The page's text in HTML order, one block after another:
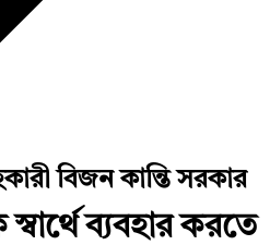
বিজন কান্তি সরকার
ব্যবহার করতে